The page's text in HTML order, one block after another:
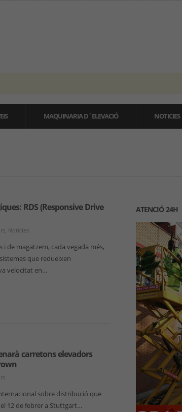
MAQUINARIA D´ELEVACIÓ NOTICIES
RDS (Responsive Drive
, Noticies
i de magatzem, cada vegada més,
que redueixen
velocitat en…
carretons elevadors
sobre distribució que
12 de febrer a Stuttgart…
ATENCIÓ 24H